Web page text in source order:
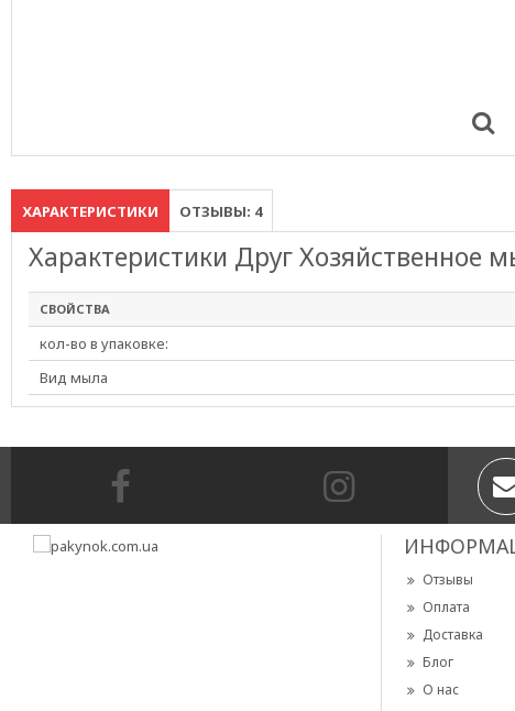
ХАРАКТЕРИСТИКИ ОТЗЫВЫ: 4
Характеристики Друг Хозяйственное
СВОЙСТВА
кол-во в упаковке:
Вид мыла
Отзывы
Оплата
Доставка
Блог
О нас